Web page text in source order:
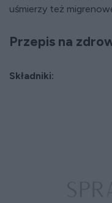
uśmierzy też
Przepis na
Składniki: